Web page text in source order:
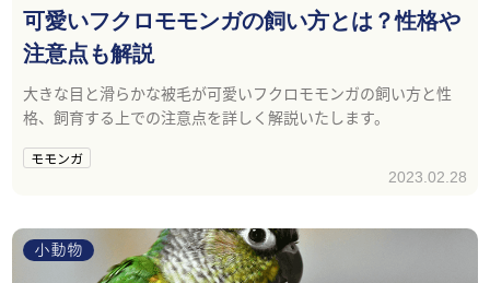
可愛いフクロモモンガの飼い方とは？性格や
注意点も解説
大きな目と滑らかな被毛が可愛いフクロモモンガの飼い方と性
格、飼育する上での注意点を詳しく解説いたします。
モモンガ
2023.02.28
小動物